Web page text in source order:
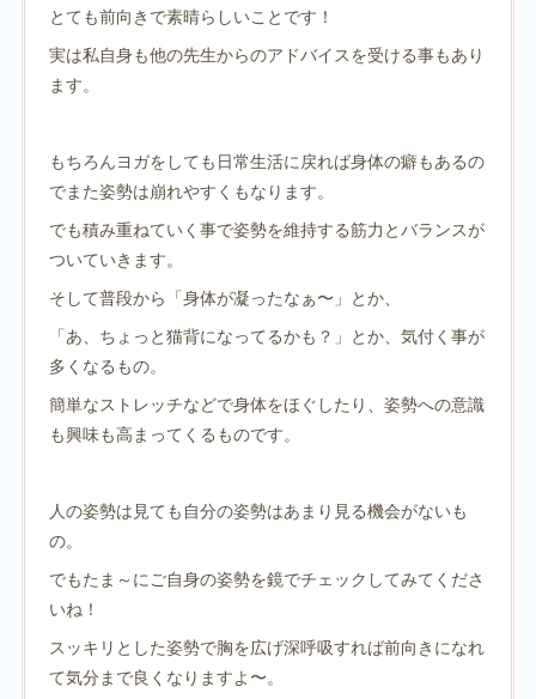
とても前向きで素晴らしいことです！
実は私自身も他の先生からのアドバイスを受ける事もあり
ます。
もちろんヨガをしても日常生活に戻れば身体の癖もあるの
でまた姿勢は崩れやすくもなります。
でも積み重ねていく事で姿勢を維持する筋力とバランスが
ついていきます。
そして普段から「身体が凝ったなぁ〜」とか、
「あ、ちょっと猫背になってるかも？」とか、気付く事が
多くなるもの。
簡単なストレッチなどで身体をほぐしたり、姿勢への意識
も興味も高まってくるものです。
人の姿勢は見ても自分の姿勢はあまり見る機会がないも
の。
でもたま～にご自身の姿勢を鏡でチェックしてみてくださ
いね！
スッキリとした姿勢で胸を広げ深呼吸すれば前向きになれ
て気分まで良くなりますよ〜。